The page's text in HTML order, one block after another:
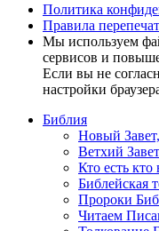
Политика
Правила
Мы используем
сервисов и
Если вы не
настройки
Библия
Новый
Ветхий Завет
Кто есть
Библейская
Пророки
Читаем